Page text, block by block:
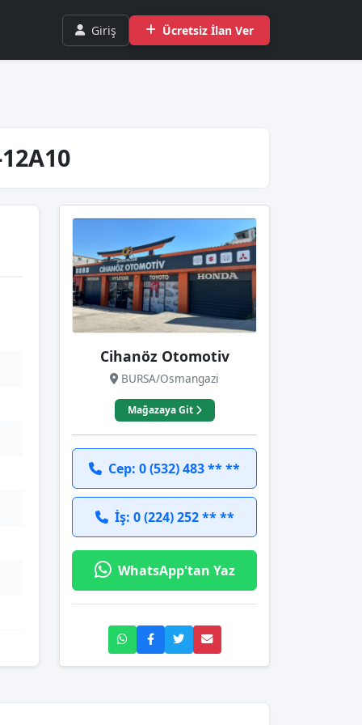
Giriş Ücretsiz İlan Ver
Cihanöz Otomotiv
BURSA/Osmangazi
Mağazaya Git
Cep: 0 (532) 483 ** **
İş: 0 (224) 252 ** **
WhatsApp'tan Yaz